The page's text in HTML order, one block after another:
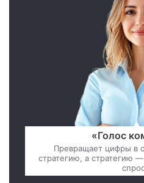
«Голос
Превращает цифры
стратегию, а стратегию